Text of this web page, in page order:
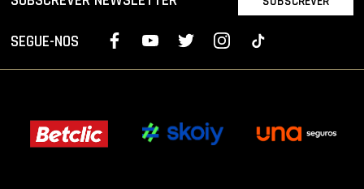
SEGUE-NOS